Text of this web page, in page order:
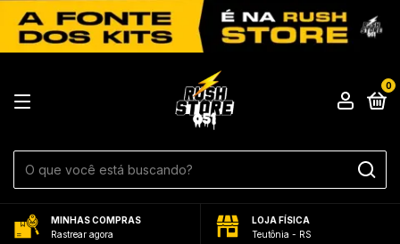
0
MINHAS COMPRAS
Rastrear agora
LOJA FÍSICA
Teutônia - RS